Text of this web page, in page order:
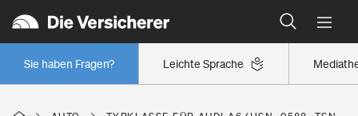
Leichte Sprache
Sie haben Fragen?
Wer versichert was: Jetzt Versicherer finden
Regionalklassen: So ist Ihre Region eingestuft
Wer versichert was: Jetzt Versicherer finden